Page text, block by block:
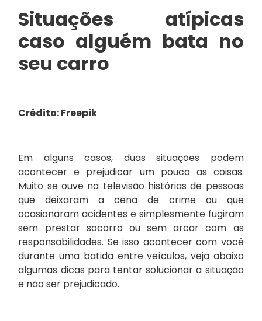
Situações atípicas
caso alguém bata no
seu carro
Crédito: Freepik
Em alguns casos, duas situações podem
acontecer e prejudicar um pouco as coisas.
Muito se ouve na televisão histórias de pessoas
que deixaram a cena de crime ou que
ocasionaram acidentes e simplesmente fugiram
sem prestar socorro ou sem arcar com as
responsabilidades. Se isso acontecer com você
durante uma batida entre veículos, veja abaixo
algumas dicas para tentar solucionar a situação
e não ser prejudicado.